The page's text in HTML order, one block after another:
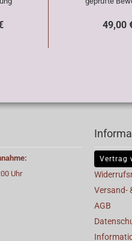
49,00
Uhr
Vertrag
Versand-
AGB